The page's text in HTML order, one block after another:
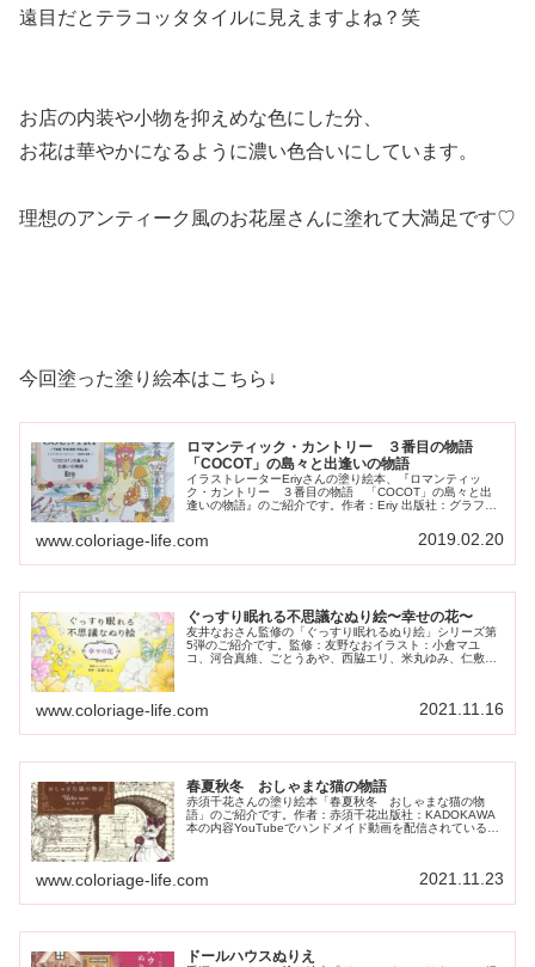
遠目だとテラコッタタイルに見えますよね？笑
お店の内装や小物を抑えめな色にした分、
お花は華やかになるように濃い色合いにしています。
理想のアンティーク風のお花屋さんに塗れて大満足です♡
今回塗った塗り絵本はこちら↓
ロマンティック・カントリー ３番目の物語
「COCOT」の島々と出逢いの物語
イラストレーターEriyさんの塗り絵本、『ロマンティッ
ク・カントリー ３番目の物語 「COCOT」の島々と出
逢いの物語』のご紹介です。作者：Eriy 出版社：グラフィ
www.coloriage-life.com 2019.02.20
ぐっすり眠れる不思議なぬり絵〜幸せの花〜
友井なおさん監修の「ぐっすり眠れるぬり絵」シリーズ第
5弾のご紹介です。監修：友野なおイラスト：小倉マユ
コ、河合真維、ごとうあや、西脇エリ、米丸ゆみ、仁敷典
www.coloriage-life.com 2021.11.16
春夏秋冬 おしゃまな猫の物語
赤須千花さんの塗り絵本「春夏秋冬 おしゃまな猫の物
語」のご紹介です。作者：赤須千花出版社：KADOKAWA
本の内容YouTubeでハンドメイド動画を配信されている、
www.coloriage-life.com 2021.11.23
ドールハウスぬりえ